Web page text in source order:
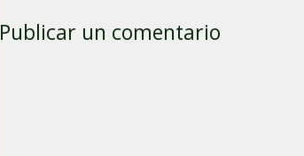
Publicar un comentario